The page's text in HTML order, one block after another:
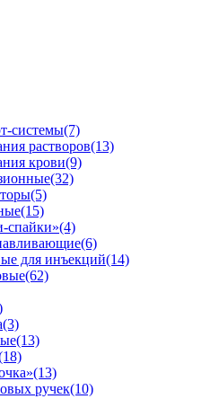
системы(7)
растворов(13)
крови(9)
(32)
(5)
(15)
спайки»(4)
(6)
для инъекций(14)
(62)
(3)
(13)
(13)
ручек(10)